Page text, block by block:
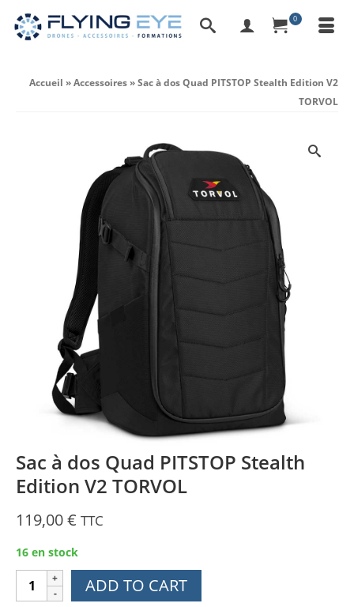
0
Accueil »Accessoires»Sac à dos Quad PITSTOP Stealth Edition V2
TORVOL
Sac à dos Quad PITSTOP Stealth
Edition V2 TORVOL
119,00€ TTC
16 en stock
Sac
à
ADD TO CART